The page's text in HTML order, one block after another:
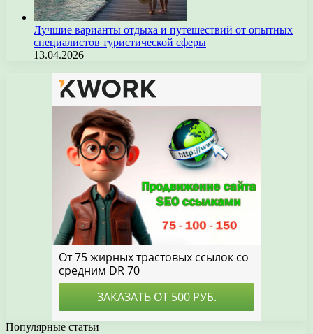
Лучшие варианты отдыха и путешествий от опытных
специалистов туристической сферы
13.04.2026
Популярные статьи